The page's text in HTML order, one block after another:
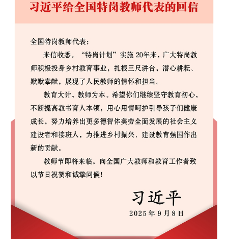
多语种频道
English Español Français
Русский язык 日本語 한국어
Deutsch Português